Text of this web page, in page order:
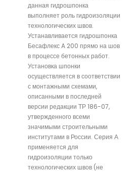
данная гидрошпонка
выполняет роль гидроизоляции
технологических швов.
Устанавливается гидрошпонка
Бесафлекс A 200 прямо на шов
в процессе бетонных работ.
Установка шпонки
осуществляется в соответствии
с монтажными схемами,
описанными в последней
версии редакции ТР 186-07,
утвержденного всеми
значимыми строительными
институтами в России. Серия А
применяется для
гидроизоляции только
технологических швов (не